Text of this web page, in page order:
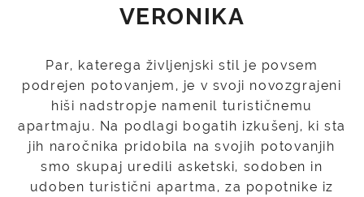
VERONIKA
Par, katerega življenjski stil je povsem
podrejen potovanjem, je v svoji novozgrajeni
hiši nadstropje namenil turističnemu
apartmaju. Na podlagi bogatih izkušenj, ki sta
jih naročnika pridobila na svojih potovanjih
smo skupaj uredili asketski, sodoben in
udoben turistični apartma, za popotnike iz